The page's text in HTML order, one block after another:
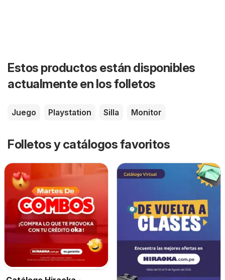
Estos productos están disponibles
actualmente en los folletos
Juego Playstation Silla Monitor
Folletos y catálogos favoritos